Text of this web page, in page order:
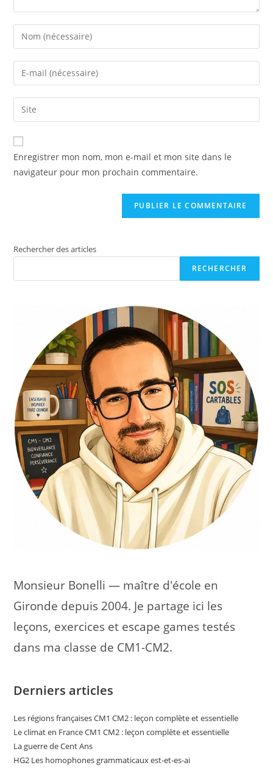
Enregistrer mon nom, mon e-mail et mon site dans le
navigateur pour mon prochain commentaire.
Rechercher des articles
RECHERCHER
Monsieur Bonelli — maître d'école en
Gironde depuis 2004. Je partage ici les
leçons, exercices et escape games testés
dans ma classe de CM1-CM2.
Derniers articles
Les régions françaises CM1 CM2 : leçon complète et essentielle
Le climat en France CM1 CM2 : leçon complète et essentielle
La guerre de Cent Ans
HG2 Les homophones grammaticaux est-et-es-ai